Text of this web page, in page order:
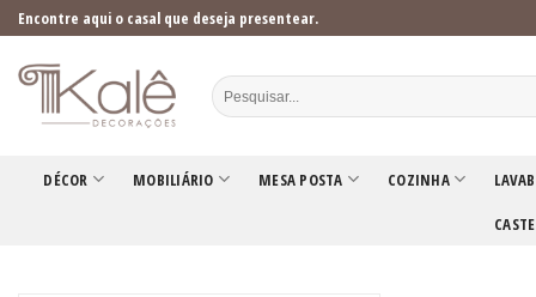
Skip
to
content
Encontre aqui o casal que deseja presentear.
DÉCOR MOBILIÁRIO MESA POSTA COZINHA